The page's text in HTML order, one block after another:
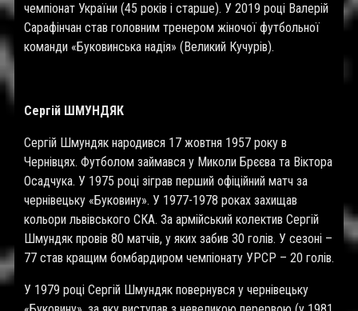
чемпіонат України (45 років і старше). У 2019 році Валерій
Сарафінчан став головним тренером жіночої футбольної
команди «Буковинська надія» (Великий Кучурів).
Сергій ШМУНДЯК
Сергій Шмундяк народився 17 жовтня 1957 року в
Чернівцях. Футболом займався у Миколи Брєєва та Віктора
Осадчука. У 1975 році зіграв перший офіційний матч за
чернівецьку «Буковину». У 1977-1978 роках захищав
кольори львівського СКА. За армійський колектив Сергій
Шмундяк провів 80 матчів, у яких забив 30 голів. У сезоні –
77 став кращим бомбардиром чемпіонату УРСР – 20 голів.
У 1979 році Сергій Шмундяк повернувся у чернівецьку